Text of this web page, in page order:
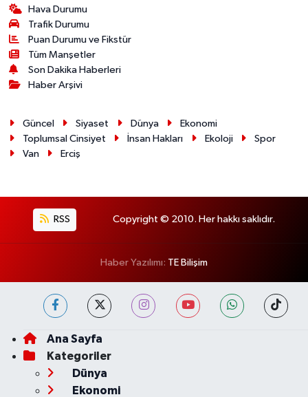
Hava Durumu
Trafik Durumu
Puan Durumu ve Fikstür
Tüm Manşetler
Son Dakika Haberleri
Haber Arşivi
Güncel Siyaset Dünya
Ekonomi
Toplumsal Cinsiyet
İnsan Hakları Ekoloji
Spor
Van
Erciş
RSS Copyright © 2010. Her hakkı saklıdır.
Haber Yazılımı: TE Bilişim
Ana Sayfa
Kategoriler
Dünya
Ekonomi